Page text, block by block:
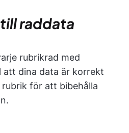
raddata
rubrikrad med
att dina data är korrekt
för att bibehålla